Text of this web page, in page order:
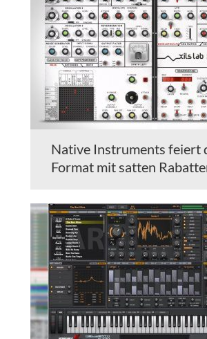
Native Instruments feiert
Format mit satten